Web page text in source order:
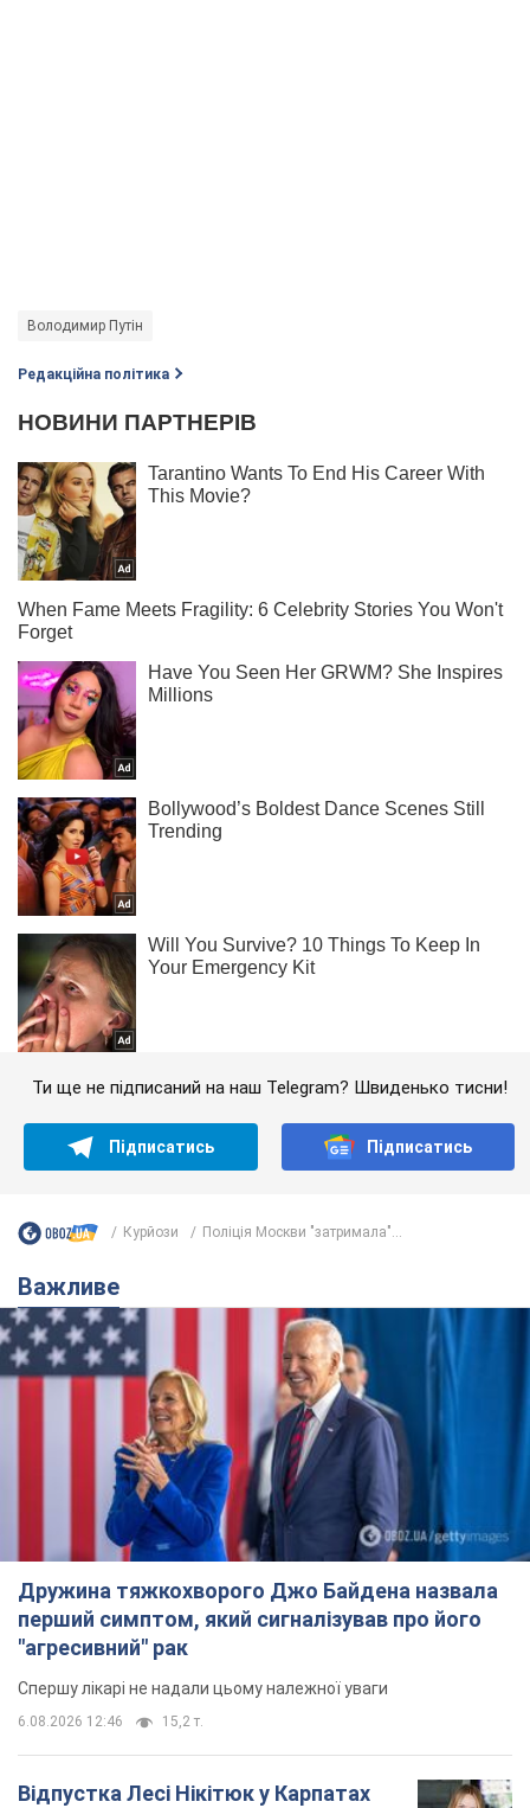
Володимир Путін
Редакційна політика
Ти ще не підписаний на наш Telegram? Швиденько тисни!
Підписатись Підписатись
Курйози Поліція Москви "затримала"...
Важливе
Дружина тяжкохворого Джо Байдена назвала
перший симптом, який сигналізував про його
"агресивний" рак
Спершу лікарі не надали цьому належної уваги
6.08.2026 12:46 15,2 т.
Відпустка Лесі Нікітюк у Карпатах